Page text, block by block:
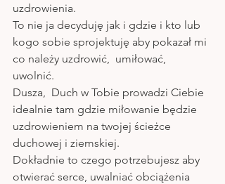
uzdrowienia.
To nie ja decyduję jak i gdzie i kto lub
kogo sobie sprojektuję aby pokazał mi
co należy uzdrowić,  umiłować,
uwolnić.
Dusza,  Duch w Tobie prowadzi Ciebie
idealnie tam gdzie miłowanie będzie
uzdrowieniem na twojej ścieżce
duchowej i ziemskiej.
Dokładnie to czego potrzebujesz aby
otwierać serce, uwalniać obciążenia